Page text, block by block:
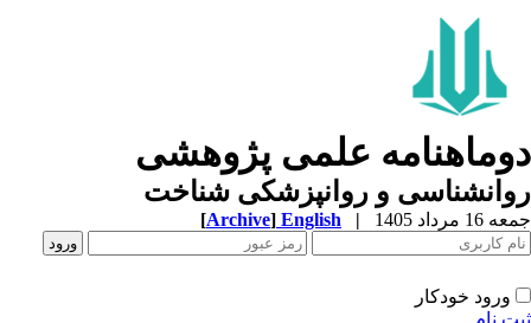
علمی پژوهشی
و روانپزشکی شناخت
مرداد 1405 |
English
[Archive]
ورود خودکار
نام